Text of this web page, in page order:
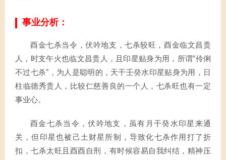
事业分析：
酉金七杀当令，伏吟地支，七杀较旺，酉金临文昌贵
人，时支午火也临文昌贵人，且印星贴身为用，所谓“伶俐
不过七杀”，为人是聪明的，天干壬癸水印星贴身为用，日
柱临德秀贵人，比较仁慈善良的一个人，七杀旺也有一定
事业心。
酉金七杀当令，伏吟地支，虽有月干癸水印星来通
关，但印星也被己土财星所制，导致化七杀作用打了折
扣，七杀太旺且酉酉自刑，有时候容易自我纠结，精神压